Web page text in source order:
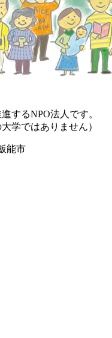
するNPO法人です。
学ではありません）
能市